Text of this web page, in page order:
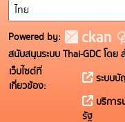
Powered by:
สนับสนุนระบบ Thai-GDC โด
เว็บไซต์ที่
เกี่ยวข้อง:
ระบบ
บริกา
รัฐ